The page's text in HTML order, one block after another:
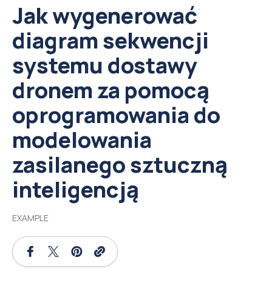
Jak wygenerować
diagram sekwencji
systemu dostawy
dronem za pomocą
oprogramowania do
modelowania
zasilanego sztuczną
inteligencją
EXAMPLE